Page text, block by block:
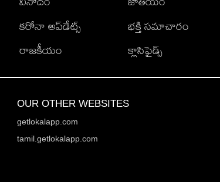
కరోనా అప్‌డేట్స్
రాజకీయం
భక్తి సమాచారం
క్లాసిఫైడ్స్
OUR OTHER WEBSITES
getlokalapp.com
tamil.getlokalapp.com